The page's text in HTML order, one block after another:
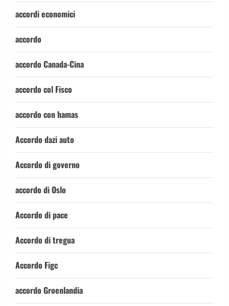
accordi economici
accordo
accordo Canada-Cina
accordo col Fisco
accordo con hamas
Accordo dazi auto
Accordo di governo
accordo di Oslo
Accordo di pace
Accordo di tregua
Accordo Figc
accordo Groenlandia